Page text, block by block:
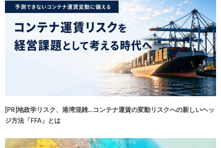
[PR]地政学リスク、港湾混雑…コンテナ運賃の変動リスクへの新しいヘッ
ジ方法「FFA」とは